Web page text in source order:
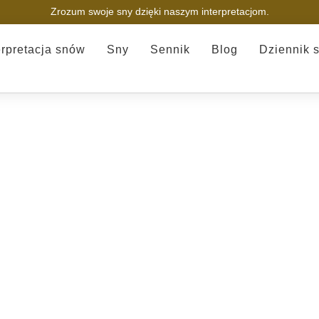
Zrozum swoje sny dzięki naszym interpretacjom.
snów Sny Sennik Blog Dziennik